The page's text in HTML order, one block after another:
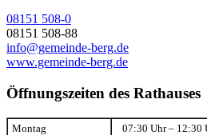
08151 508-0
08151 508-88
info@gemeinde-berg.de
www.gemeinde-berg.de
Öffnungszeiten des Rathauses
Montag 07:30 Uhr – 12:30